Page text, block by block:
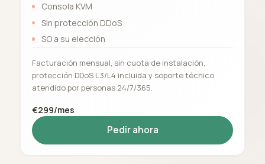
Consola KVM
Sin protección DDoS
SO a su elección
Facturación mensual, sin cuota de instalación,
protección DDoS L3/L4 incluida y soporte técnico
atendido por personas 24/7/365.
€299/mes
Pedir ahora